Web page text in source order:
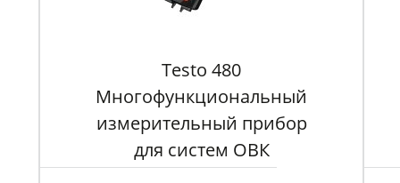
Testo 480
Многофункциональный
измерительный прибор
для систем ОВК